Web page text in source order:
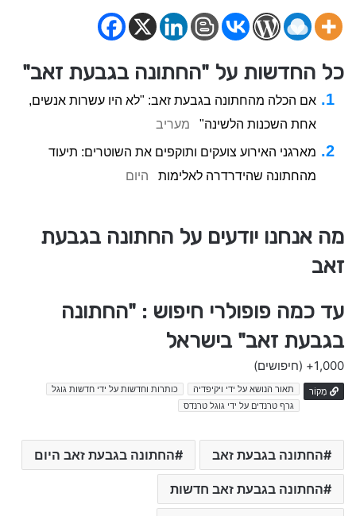
כל החדשות על "החתונה בגבעת זאב"
אם הכלה מהחתונה בגבעת זאב: "לא היו עשרות אנשים,
אחת השכנות הלשינה"
מעריב
מארגני האירוע צועקים ותוקפים את השוטרים: תיעוד
מהחתונה שהידרדרה לאלימות
היום
מה אנחנו יודעים על החתונה בגבעת
זאב
עד כמה פופולרי חיפוש : "החתונה
בגבעת זאב" בישראל
1,000+ (חיפושים)
מָקוֹר תאור הנושא על ידי ויקיפדיה
כותרות וחדשות על ידי חדשות גוגל
גרף טרנדים על ידי גוגל טרנדס
החתונה בגבעת זאב החתונה בגבעת זאב היום
החתונה בגבעת זאב חדשות